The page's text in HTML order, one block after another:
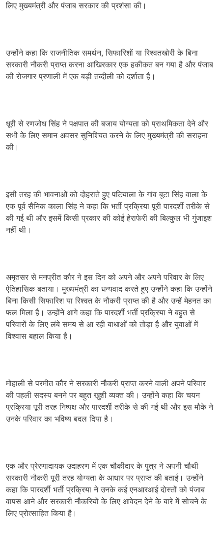
लिए मुख्यमंत्री और पंजाब सरकार की प्रशंसा की।
उन्होंने कहा कि राजनीतिक समर्थन, सिफारिशों या रिश्वतखोरी के बिना
सरकारी नौकरी प्राप्त करना आखिरकार एक हकीकत बन गया है और पंजाब
की रोजगार प्रणाली में एक बड़ी तब्दीली को दर्शाता है।
धूरी से रणजोध सिंह ने पक्षपात की बजाय योग्यता को प्राथमिकता देने और
सभी के लिए समान अवसर सुनिश्चित करने के लिए मुख्यमंत्री की सराहना
की।
इसी तरह की भावनाओं को दोहराते हुए पटियाला के गांव बूटा सिंह वाला के
एक पूर्व सैनिक काला सिंह ने कहा कि भर्ती प्रक्रिया पूरी पारदर्शी तरीके से
की गई थी और इसमें किसी प्रकार की कोई हेराफेरी की बिल्कुल भी गुंजाइश
नहीं थी।
अमृतसर से मनप्रीत कौर ने इस दिन को अपने और अपने परिवार के लिए
ऐतिहासिक बताया। मुख्यमंत्री का धन्यवाद करते हुए उन्होंने कहा कि उन्होंने
बिना किसी सिफारिश या रिश्वत के नौकरी प्राप्त की है और उन्हें मेहनत का
फल मिला है। उन्होंने आगे कहा कि पारदर्शी भर्ती प्रक्रिया ने बहुत से
परिवारों के लिए लंबे समय से आ रही बाधाओं को तोड़ा है और युवाओं में
विश्वास बहाल किया है।
मोहाली से परमीत कौर ने सरकारी नौकरी प्राप्त करने वाली अपने परिवार
की पहली सदस्य बनने पर बहुत खुशी व्यक्त की। उन्होंने कहा कि चयन
प्रक्रिया पूरी तरह निष्पक्ष और पारदर्शी तरीके से की गई थी और इस मौके ने
उनके परिवार का भविष्य बदल दिया है।
एक और प्रेरणादायक उदाहरण में एक चौकीदार के पुत्र ने अपनी चौथी
सरकारी नौकरी पूरी तरह योग्यता के आधार पर प्राप्त की बताई। उन्होंने
कहा कि पारदर्शी भर्ती प्रक्रिया ने उनके कई एनआरआई दोस्तों को पंजाब
वापस आने और सरकारी नौकरियों के लिए आवेदन देने के बारे में सोचने के
लिए प्रोत्साहित किया है।